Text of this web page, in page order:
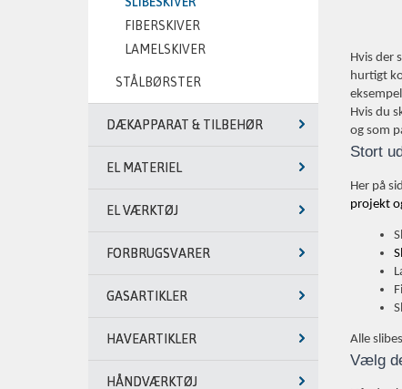
FIBERSKIVER
LAMELSKIVER
STÅLBØRSTER
DÆKAPPARAT & TILBEHØR
EL MATERIEL
EL VÆRKTØJ
FORBRUGSVARER
GASARTIKLER
HAVEARTIKLER
HÅNDVÆRKTØJ
Hvis der
hurtigt
Hvis du
og som
Stort
Her på
projekt
Alle
Vælg